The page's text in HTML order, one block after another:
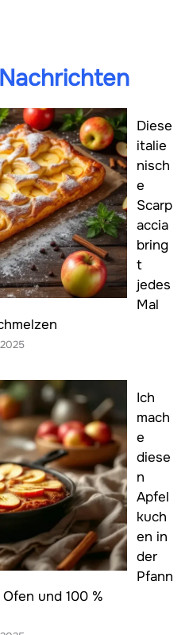
Diese
italie
nisch
e
Scarp
accia
bring
t
jedes
Mal
Ich
mach
e
diese
n
Apfel
kuch
en in
der
Pfann
und 100 %